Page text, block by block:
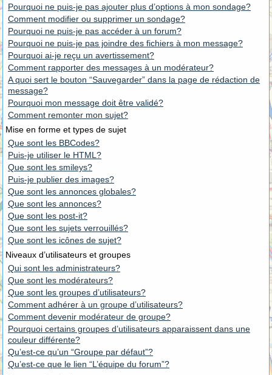
Pourquoi ne puis-je pas ajouter plus d’options à mon sondage?
Comment modifier ou supprimer un sondage?
Pourquoi ne puis-je pas accéder à un forum?
Pourquoi ne puis-je pas joindre des fichiers à mon message?
Pourquoi ai-je reçu un avertissement?
Comment rapporter des messages à un modérateur?
A quoi sert le bouton “Sauvegarder” dans la page de rédaction de
message?
Pourquoi mon message doit être validé?
Comment remonter mon sujet?
Mise en forme et types de sujet
Que sont les BBCodes?
Puis-je utiliser le HTML?
Que sont les smileys?
Puis-je publier des images?
Que sont les annonces globales?
Que sont les annonces?
Que sont les post-it?
Que sont les sujets verrouillés?
Que sont les icônes de sujet?
Niveaux d’utilisateurs et groupes
Qui sont les administrateurs?
Que sont les modérateurs?
Que sont les groupes d’utilisateurs?
Comment adhérer à un groupe d’utilisateurs?
Comment devenir modérateur de groupe?
Pourquoi certains groupes d’utilisateurs apparaissent dans une
couleur différente?
Qu’est-ce qu’un “Groupe par défaut”?
Qu’est-ce que le lien “L’équipe du forum”?